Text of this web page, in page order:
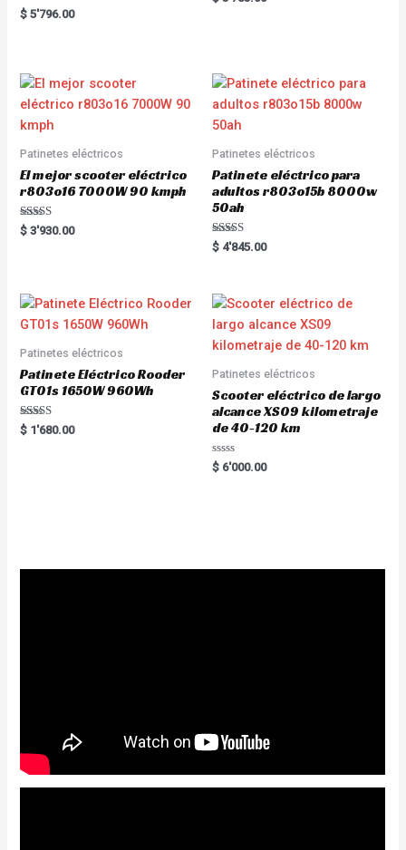
R
a
o
u
o
f
5
$ 5'796.00
a
u
t
f
Patinetes eléctricos
El mejor scooter eléctrico
r803o16 7000W 90 kmph
Rated
5.00
$ 3'930.00
Patinetes eléctricos
Patinete eléctrico para
adultos r803o15b 8000w
50ah
Rated
5.00
$ 4'845.00
Patinetes eléctricos
Patinete Eléctrico Rooder
GT01s 1650W 960Wh
Rated
5.00
$ 1'680.00
Patinetes eléctricos
Scooter eléctrico de largo
alcance XS09 kilometraje
de 40-120 km
R
a
$ 6'000.00